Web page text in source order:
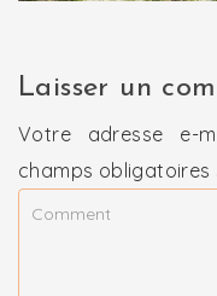
Laisser un
Votre adresse e-
champs obligatoires